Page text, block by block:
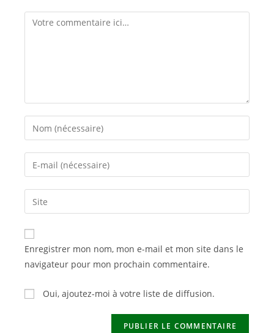
Comment
Enter
your
name
comment
Enter
your
email
address
comment
Saisir
l’URL
de
votre
(facultatif)
Enregistrer mon nom, mon e-mail et mon site dans le
navigateur pour mon prochain commentaire.
Oui, ajoutez-moi à votre liste de diffusion.